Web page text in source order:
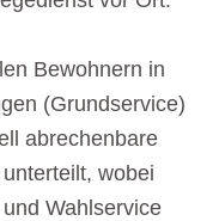
Bewohnern in
(Grundservice)
abrechenbare
wobei
Wahlservice